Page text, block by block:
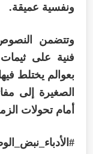
ونفسية عميقة.
وتتضمن
فنية على ثيمات
بعوالم يختلط
الصغيرة إلى
أمام تحولات